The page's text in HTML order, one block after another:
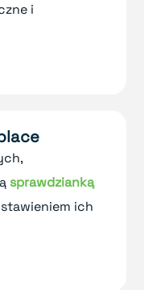
i
sprawdzianką
ich